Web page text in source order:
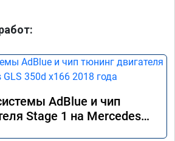
AdBlue и чип
Stage 1 на Mercedes